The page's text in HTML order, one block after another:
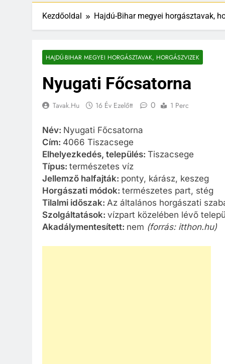
Kezdőoldal Hajdú-Bihar megyei horgásztavak,
HAJDÚ-BIHAR MEGYEI HORGÁSZTAVAK, HORGÁSZVIZEK
Nyugati Főcsatorna
Tavak.hu 16 Év Ezelőtt 0 1 Perc
Név: Nyugati Főcsatorna
Cím: 4066 Tiszacsege
Elhelyezkedés, település: Tiszacsege
Típus: természetes víz
Jellemző halfajták: ponty, kárász, keszeg
Horgászati módok: természetes part, stég
Tilalmi időszak: Az általános horgászati
Szolgáltatások: vízpart közelében lévő
Akadálymentesített: nem (forrás: itthon.hu)